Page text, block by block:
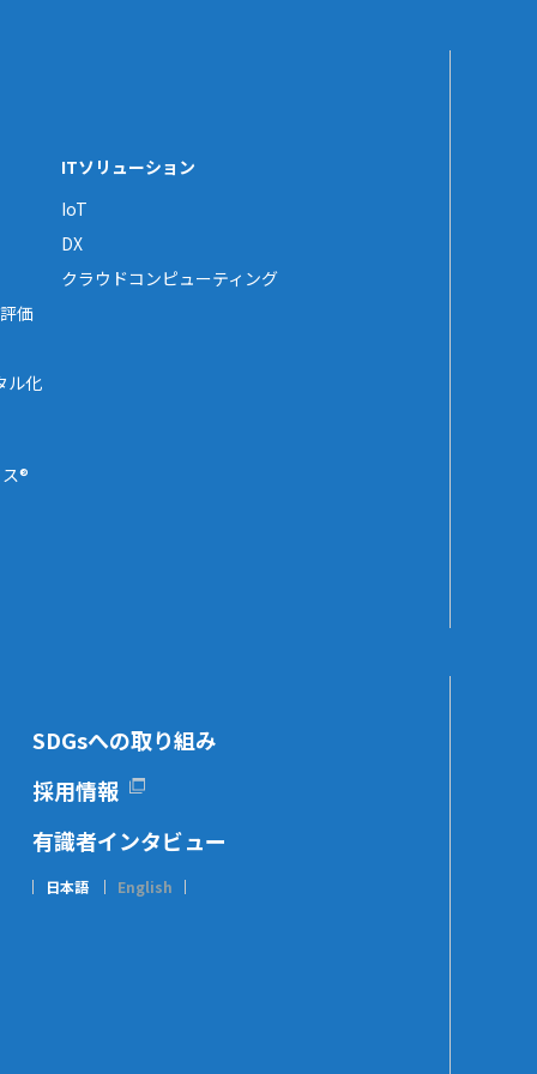
価
ル化
®
ITソリューション
IoT
DX
クラウドコンピューティング
SDGsへの取り組み
採用情報
有識者インタビュー
日本語 English